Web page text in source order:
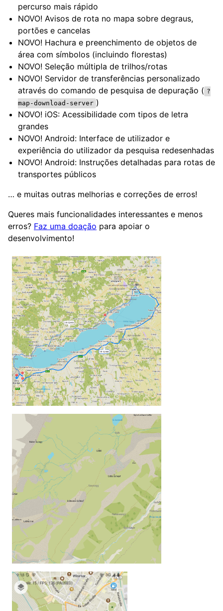
percurso mais rápido
NOVO! Avisos de rota no mapa sobre degraus,
portões e cancelas
NOVO! Hachura e preenchimento de objetos de
área com símbolos (incluindo florestas)
NOVO! Seleção múltipla de trilhos/rotas
NOVO! Servidor de transferências personalizado
através do comando de pesquisa de depuração ( ?
map-download-server )
NOVO! iOS: Acessibilidade com tipos de letra
grandes
NOVO! Android: Interface de utilizador e
experiência do utilizador da pesquisa redesenhadas
NOVO! Android: Instruções detalhadas para rotas de
transportes públicos
… e muitas outras melhorias e correções de erros!
Queres mais funcionalidades interessantes e menos
erros? Faz uma doação para apoiar o
desenvolvimento!